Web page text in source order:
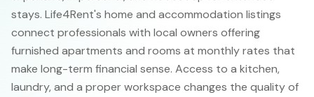
stays. Life4Rent's home and accommodation listings
connect professionals with local owners offering
furnished apartments and rooms at monthly rates that
make long-term financial sense. Access to a kitchen,
laundry, and a proper workspace changes the quality of